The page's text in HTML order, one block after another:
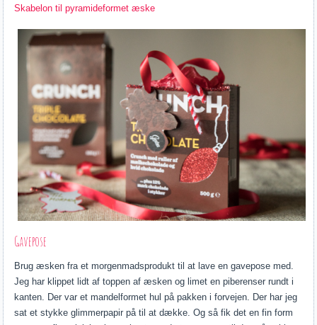
Skabelon til pyramideformet æske
Gavepose
Brug æsken fra et morgenmadsprodukt til at lave en gavepose med.
Jeg har klippet lidt af toppen af æsken og limet en piberenser rundt i
kanten. Der var et mandelformet hul på pakken i forvejen. Der har jeg
sat et stykke glimmerpapir på til at dække. Og så fik det en fin form